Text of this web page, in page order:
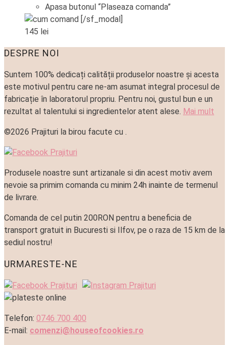
Apasa butonul “Plaseaza comanda”
[/sf_modal]
145 lei
DESPRE NOI
Suntem 100% dedicați calității produselor noastre și acesta
este motivul pentru care ne-am asumat integral procesul de
fabricație în laboratorul propriu. Pentru noi, gustul bun e un
rezultat al talentului si ingredientelor atent alese. Mai mult
©2026 Prajituri la birou facute cu .
Produsele noastre sunt artizanale si din acest motiv avem
nevoie sa primim comanda cu minim 24h inainte de termenul
de livrare.
Comanda de cel putin 200RON pentru a beneficia de
transport gratuit in Bucuresti si Ilfov, pe o raza de 15 km de la
sediul nostru!
URMARESTE-NE
Telefon: 0746 700 400
E-mail: comenzi@houseofcookies.ro